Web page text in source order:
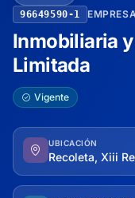
96649590-1
Inmobiliaria
Limitada
Vigente
UBICACIÓN
Recoleta, Xiii